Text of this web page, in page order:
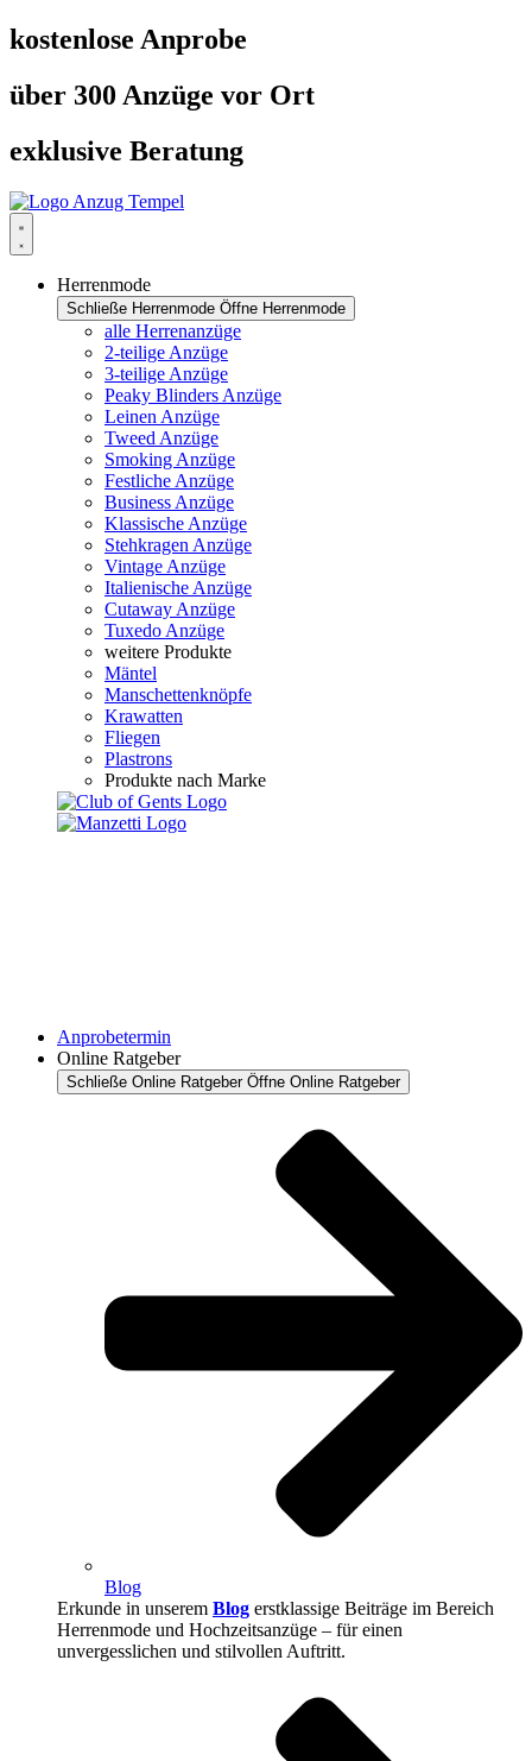
Zum
Inhalt
kostenlose Anprobe
über 300 Anzüge vor Ort
exklusive Beratung
Herrenmode
Schließe Herrenmode Öffne Herrenmode
alle Herrenanzüge
2-teilige Anzüge
3-teilige Anzüge
Peaky Blinders Anzüge
Leinen Anzüge
Tweed Anzüge
Smoking Anzüge
Festliche Anzüge
Business Anzüge
Klassische Anzüge
Stehkragen Anzüge
Vintage Anzüge
Italienische Anzüge
Cutaway Anzüge
Tuxedo Anzüge
weitere Produkte
Mäntel
Manschettenknöpfe
Krawatten
Fliegen
Plastrons
Produkte nach Marke
Anprobetermin
Online Ratgeber
Schließe Online Ratgeber Öffne Online Ratgeber
Blog
Erkunde in unserem Blog erstklassige Beiträge im Bereich
Herrenmode und Hochzeitsanzüge – für einen
unvergesslichen und stilvollen Auftritt.